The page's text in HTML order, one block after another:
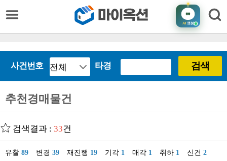
AI챗봇
사건번호 타경 검색
추천경매물건
검색결과 : 33건
유찰 89 변경 39 재진행 19 기각 1 매각 1 취하 1 신건 2